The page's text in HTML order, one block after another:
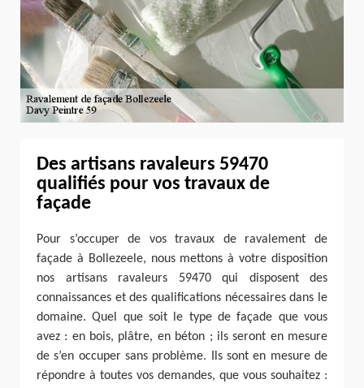
Des artisans ravaleurs 59470
qualifiés pour vos travaux de
façade
Pour s’occuper de vos travaux de ravalement de
façade à Bollezeele, nous mettons à votre disposition
nos artisans ravaleurs 59470 qui disposent des
connaissances et des qualifications nécessaires dans le
domaine. Quel que soit le type de façade que vous
avez : en bois, plâtre, en béton ; ils seront en mesure
de s’en occuper sans problème. Ils sont en mesure de
répondre à toutes vos demandes, que vous souhaitez :